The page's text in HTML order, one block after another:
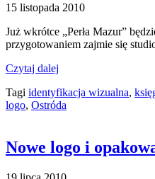
15 listopada 2010
Już wkrótce „Perła Mazur”
przygotowaniem zajmie się
Czytaj dalej
Tagi identyfikacja wizualna,
logo, Ostróda
Nowe logo i